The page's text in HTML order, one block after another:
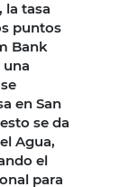
la tasa
puntos
Bank
en San
se da
Agua,
el
para